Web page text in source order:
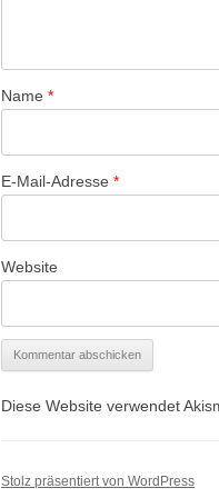
Name *
E-Mail-Adresse *
Website
Diese Website verwendet
Stolz präsentiert von WordPress